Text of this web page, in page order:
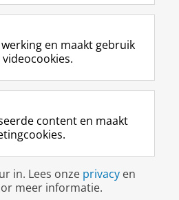
F
a
e
b
o
p
a
i
n
a
L
i
k
e
I
-
p
g
i
n
R
S
-
f
e
R
k
s
u
I
n
t
r
m
c
c
o
Y
o
T
e
k
a
a
Inloggen
en maakt gebruik
content en maakt
in. Lees onze privacy en
meer informatie.